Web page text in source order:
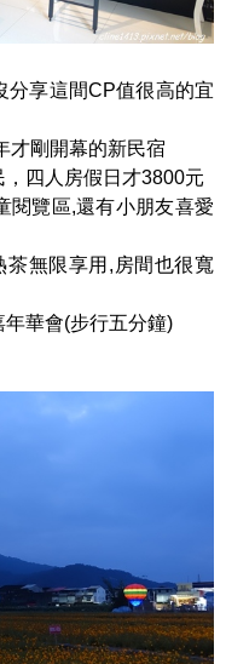
分享這間CP值很高的宜
才剛開幕的新民宿
四人房假日才3800元
閱覽區,還有小朋友喜愛
茶無限享用,房間也很寬
華會(步行五分鐘)